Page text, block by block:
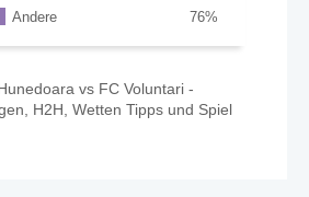
Andere
%
76
vs FC Voluntari -
H2H, Wetten Tipps und Spiel